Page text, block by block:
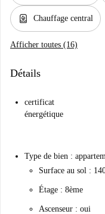
water_heater Chauffage central
Afficher toutes (16)
Détails
certificat
énergétique
Type de bien :
Surface au sol :
Étage : 8ème
Ascenseur : oui